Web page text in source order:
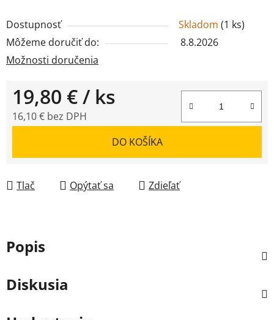
Dostupnosť Skladom (1 ks)
Môžeme doručiť do:
8.8.2026
Možnosti doručenia
19,80 €/ ks
16,10 € bez DPH
DO KOŠÍKA
Tlač Opýtať sa Zdieľať
Popis
Diskusia